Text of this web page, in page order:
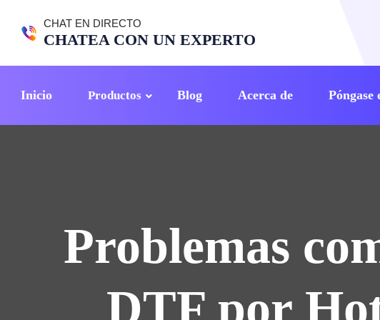
CHAT EN DIRECTO
CHATEA CON UN EXPERTO
Inicio Productos Blog Acerca de Póngase
Problemas
DTF por